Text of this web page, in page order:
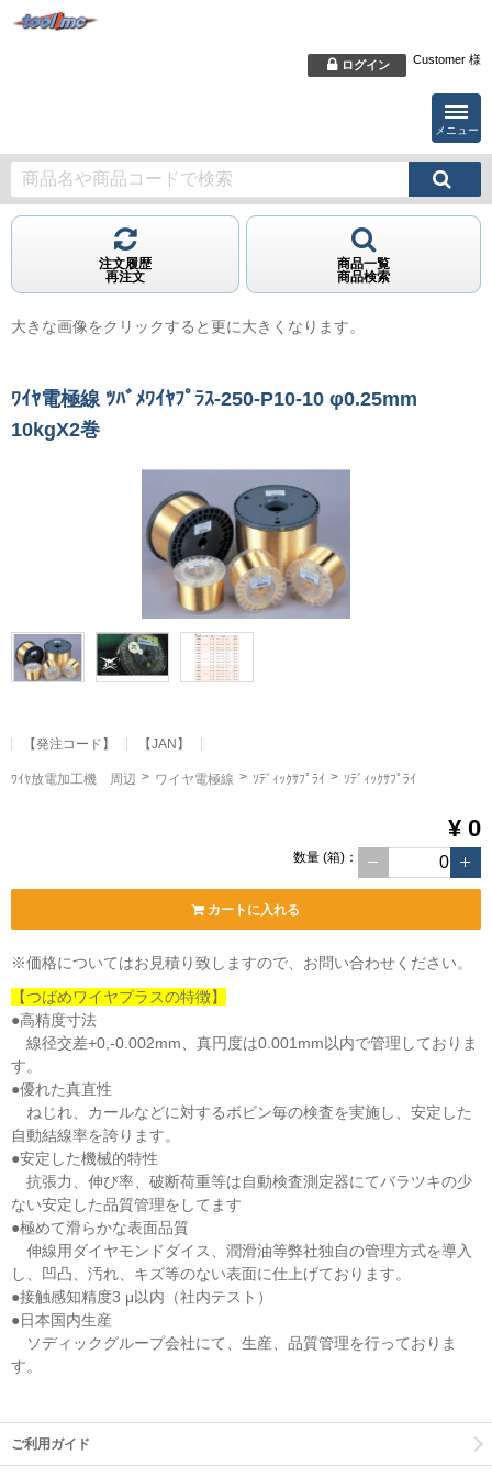
ログイン Customer 様
メニュー
注文履歴
再注文
商品一覧
商品検索
大きな画像をクリックすると更に大きくなります。
ﾜｲﾔ電極線 ﾂﾊﾞﾒﾜｲﾔﾌﾟﾗｽ-250-P10-10 φ0.25mm
10kgX2巻
【発注コード】 【JAN】
ﾜｲﾔ放電加工機 周辺 ワイヤ電極線 ｿﾃﾞｨｯｸｻﾌﾟﾗｲ ｿﾃﾞｨｯｸｻﾌﾟﾗｲ
¥ 0
数量 (箱) ：
カートに入れる
※価格についてはお見積り致しますので、お問い合わせください。
【つばめワイヤプラスの特徴】
●高精度寸法
線径交差+0,-0.002mm、真円度は0.001mm以内で管理しておりま
す。
●優れた真直性
ねじれ、カールなどに対するボビン毎の検査を実施し、安定した
自動結線率を誇ります。
●安定した機械的特性
抗張力、伸び率、破断荷重等は自動検査測定器にてバラツキの少
ない安定した品質管理をしてます
●極めて滑らかな表面品質
伸線用ダイヤモンドダイス、潤滑油等弊社独自の管理方式を導入
し、凹凸、汚れ、キズ等のない表面に仕上げております。
●接触感知精度3 μ以内（社内テスト）
●日本国内生産
ソディックグループ会社にて、生産、品質管理を行っておりま
す。
ご利用ガイド